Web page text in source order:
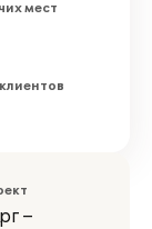
мест
–